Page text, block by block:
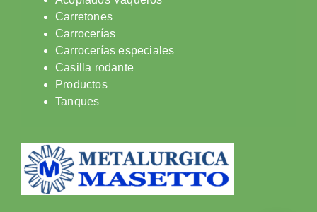
Carretones
Carrocerías
Carrocerías especiales
Casilla rodante
Productos
Tanques